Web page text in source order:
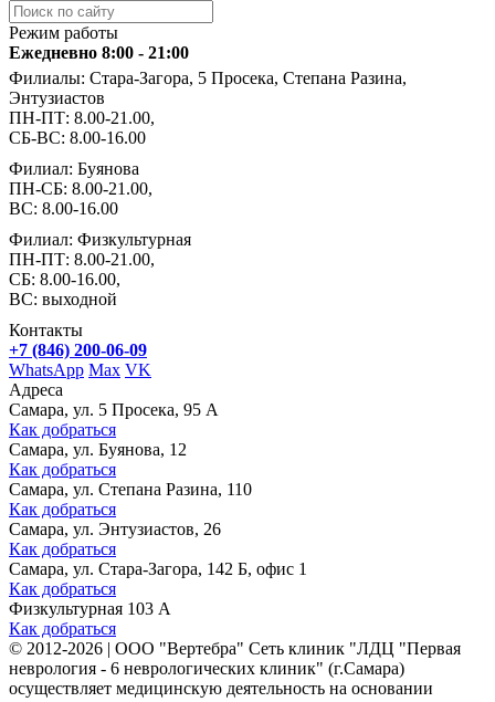
Режим работы
Ежедневно 8:00 - 21:00
Филиалы: Стара-Загора, 5 Просека, Степана Разина,
Энтузиастов
ПН-ПТ: 8.00-21.00,
СБ-ВС: 8.00-16.00
Филиал: Буянова
ПН-СБ: 8.00-21.00,
ВС: 8.00-16.00
Филиал: Физкультурная
ПН-ПТ: 8.00-21.00,
СБ: 8.00-16.00,
ВС: выходной
Контакты
+7 (846) 200-06-09
WhatsApp Max VK
Адреса
Самара, ул. 5 Просека, 95 А
Как добраться
Самара, ул. Буянова, 12
Как добраться
Самара, ул. Степана Разина, 110
Как добраться
Самара, ул. Энтузиастов, 26
Как добраться
Самара, ул. Стара-Загора, 142 Б, офис 1
Как добраться
Физкультурная 103 А
Как добраться
© 2012-2026 | ООО "Вертебра" Сеть клиник "ЛДЦ "Первая
неврология - 6 неврологических клиник" (г.Самара)
осуществляет медицинскую деятельность на основании